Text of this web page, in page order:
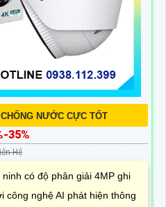
NƯỚC CỰC TỐT
35%
Hệ
có độ phân giải 4MP ghi
công nghệ AI phát hiện thông